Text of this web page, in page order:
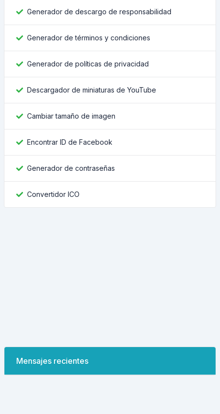
Generador de descargo de responsabilidad
Generador de términos y condiciones
Generador de políticas de privacidad
Descargador de miniaturas de YouTube
Cambiar tamaño de imagen
Encontrar ID de Facebook
Generador de contraseñas
Convertidor ICO
Mensajes recientes